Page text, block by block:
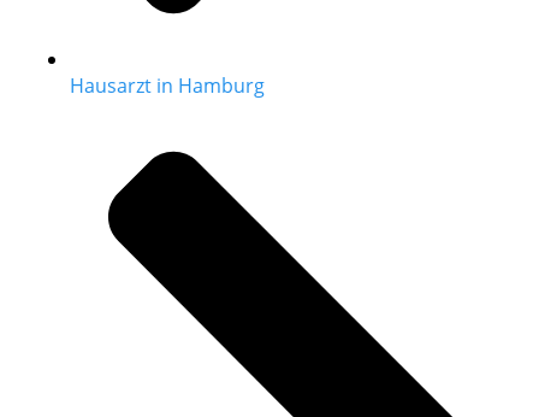
Hausarzt in Hamburg